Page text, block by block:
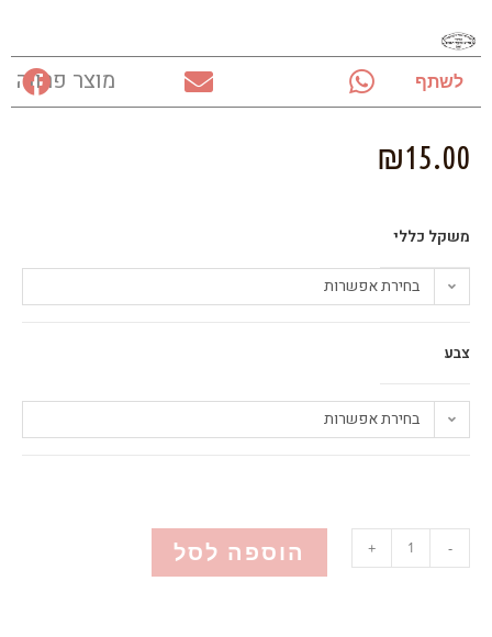
מוצר פרווה לשתף
₪15.00
משקל כללי
בחירת אפשרות
צבע
בחירת אפשרות
-
+ הוספה לסל